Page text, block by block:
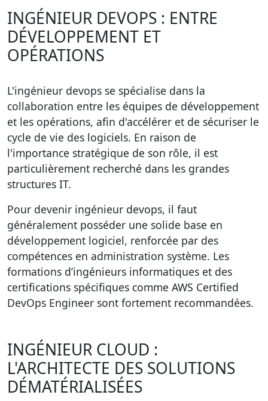
INGÉNIEUR DEVOPS : ENTRE
DÉVELOPPEMENT ET
OPÉRATIONS
L'ingénieur devops se spécialise dans la
collaboration entre les équipes de développement
et les opérations, afin d'accélérer et de sécuriser le
cycle de vie des logiciels. En raison de
l'importance stratégique de son rôle, il est
particulièrement recherché dans les grandes
structures IT.
Pour devenir ingénieur devops, il faut
généralement posséder une solide base en
développement logiciel, renforcée par des
compétences en administration système. Les
formations d’ingénieurs informatiques et des
certifications spécifiques comme AWS Certified
DevOps Engineer sont fortement recommandées.
INGÉNIEUR CLOUD :
L'ARCHITECTE DES SOLUTIONS
DÉMATÉRIALISÉES